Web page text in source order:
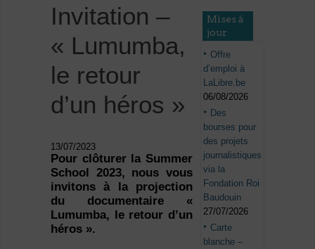
Invitation –
« Lumumba,
le retour
d’un héros »
13/07/2023
Pour clôturer la Summer
School 2023, nous vous
invitons à la projection
du documentaire «
Lumumba, le retour d’un
héros ».
Mises à
jour
Offre
d’emploi à
LaLibre.be
06/08/2026
Des
bourses pour
des projets
journalistiques
via la
Fondation Roi
Baudouin
27/07/2026
Carte
blanche –